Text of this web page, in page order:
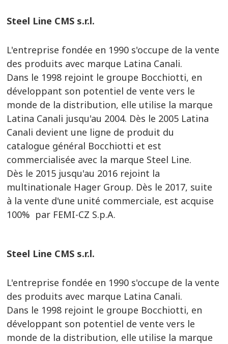
Steel Line CMS s.r.l.
L'entreprise fondée en 1990 s'occupe de la vente
des produits avec marque Latina Canali.
Dans le 1998 rejoint le groupe Bocchiotti, en
développant son potentiel de vente vers le
monde de la distribution, elle utilise la marque
Latina Canali jusqu'au 2004. Dès le 2005 Latina
Canali devient une ligne de produit du
catalogue général Bocchiotti et est
commercialisée avec la marque Steel Line.
Dès le 2015 jusqu'au 2016 rejoint la
multinationale Hager Group. Dès le 2017, suite
à la vente d'une unité commerciale, est acquise
100% par FEMI-CZ S.p.A.
Steel Line CMS s.r.l.
L'entreprise fondée en 1990 s'occupe de la vente
des produits avec marque Latina Canali.
Dans le 1998 rejoint le groupe Bocchiotti, en
développant son potentiel de vente vers le
monde de la distribution, elle utilise la marque